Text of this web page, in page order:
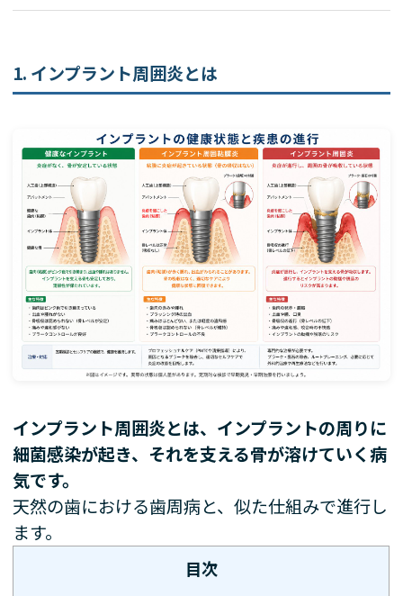
1. インプラント周囲炎とは
インプラント周囲炎とは、インプラントの周りに
細菌感染が起き、それを支える骨が溶けていく病
気です。
天然の歯における歯周病と、似た仕組みで進行し
ます。
目次